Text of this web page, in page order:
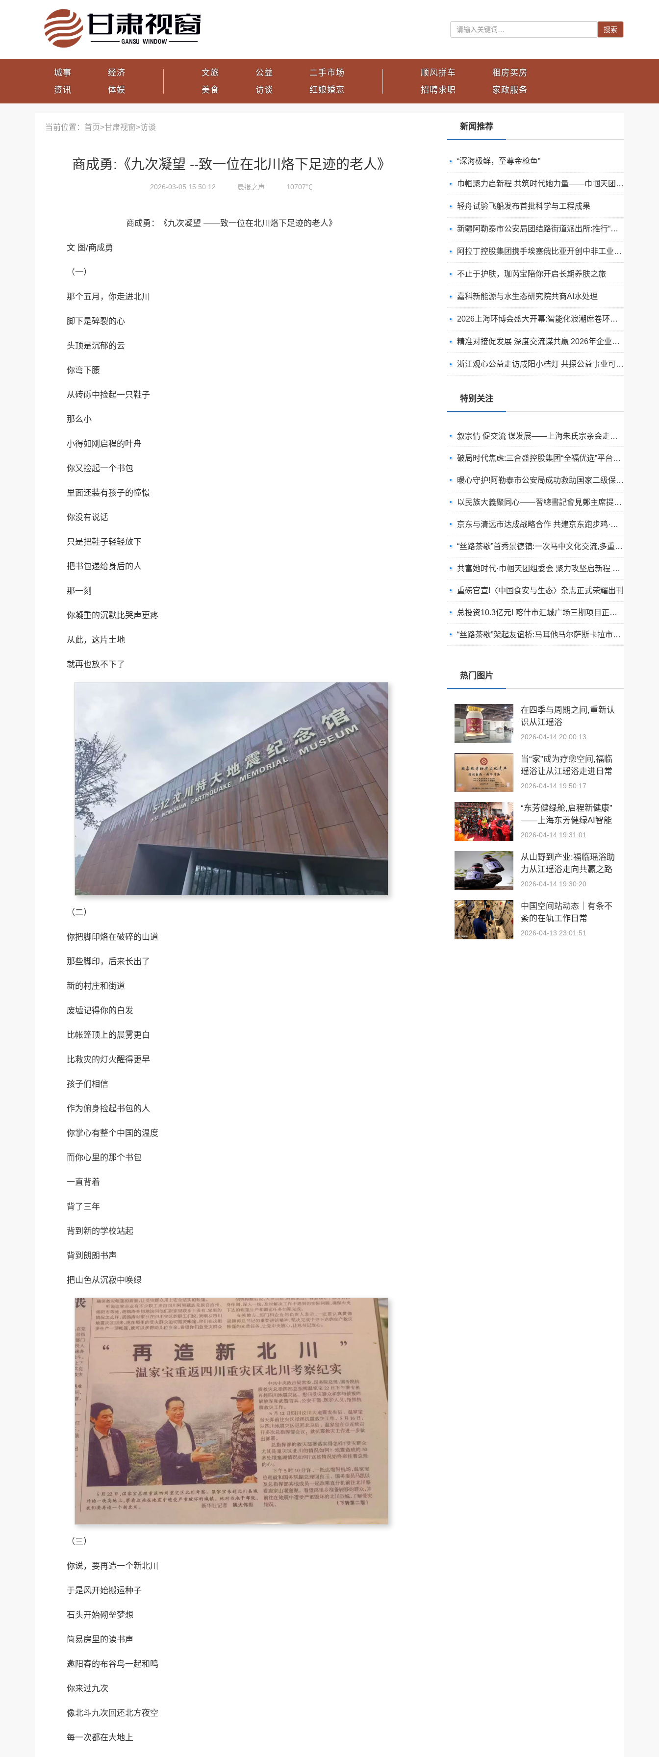
搜索
城事
资讯
经济
体娱
文旅
美食
公益
访谈
二手市场
红娘婚恋
顺风拼车
招聘求职
租房买房
家政服务
当前位置：首页>甘肃视窗>访谈
商成勇:《九次凝望 --致一位在北川烙下足迹的老人》
2026-03-05 15:50:12 晨报之声 10707℃
商成勇：《九次凝望 ——致一位在北川烙下足迹的老人》
文 图/商成勇
（一）
那个五月，你走进北川
脚下是碎裂的心
头顶是沉郁的云
你弯下腰
从砖砾中捡起一只鞋子
那么小
小得如刚启程的叶舟
你又捡起一个书包
里面还装有孩子的憧憬
你没有说话
只是把鞋子轻轻放下
把书包递给身后的人
那一刻
你凝重的沉默比哭声更疼
从此，这片土地
就再也放不下了
（二）
你把脚印烙在破碎的山道
那些脚印，后来长出了
新的村庄和街道
废墟记得你的白发
比帐篷顶上的晨雾更白
比救灾的灯火醒得更早
孩子们相信
作为俯身捡起书包的人
你掌心有整个中国的温度
而你心里的那个书包
一直背着
背了三年
背到新的学校站起
背到朗朗书声
把山色从沉寂中唤绿
（三）
你说，要再造一个新北川
于是风开始搬运种子
石头开始砌垒梦想
简易房里的读书声
邀阳春的布谷鸟一起和鸣
你来过九次
像北斗九次回还北方夜空
每一次都在大地上
新闻推荐
“深海极鲜，至尊金枪鱼”
巾帼聚力启新程 共筑时代她力量——巾帼天团第四次组委会筹备会圆满举办
轻舟试验飞船发布首批科学与工程成果
新疆阿勒泰市公安局团结路街道派出所:推行“五步”工作法 打造新时代“枫”景线
阿拉丁控股集团携手埃塞俄比亚开创中非工业农业合作新篇章
不止于护肤，珈芮宝陪你开启长期养肤之旅
嘉科新能源与水生态研究院共商AI水处理
2026上海环博会盛大开幕:智能化浪潮席卷环保产业
精准对接促发展 深度交流谋共赢 2026年企业投融资交流活动第二期圆满举行
浙江观心公益走访咸阳小桔灯 共探公益事业可持续发展新路径
特别关注
出圈·出山·出海的福临瑶浴
绿动珠城 向淮而生 ——安徽淮海园林绿化工程有限公司发展纪实
叙宗情 促交流 谋发展——上海朱氏宗亲会走进上海晨烨家具有限公司
以民族大義聚同心——習總書記會見鄭主席提出兩岸關系四點重要意見
京东与清远市达成战略合作 共建京东跑步鸡·清远鸡标准体系
共富她时代·巾帼天团组委会 聚力攻坚启新程 星火燎原耀全国
重磅官宣!〈中国食安与生态〉杂志正式荣耀出刊
总投资10.3亿元! 喀什市汇城广场三期项目正式开工
热门图片
在四季与周期之间,重新认
识从江瑶浴
2026-04-14 20:00:13
当“家”成为疗愈空间,福临
瑶浴让从江瑶浴走进日常
生活
2026-04-14 19:50:17
“东芳健绿舱,启程新健康”
——上海东芳健绿AI智能
养身舱品牌发布会圆满成
2026-04-14 19:31:01
从山野到产业:福临瑶浴助
力从江瑶浴走向共赢之路
2026-04-14 19:30:20
中国空间站动态｜有条不
紊的在轨工作日常
2026-04-13 23:01:51